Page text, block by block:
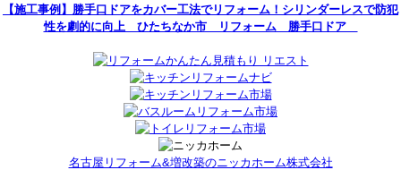
【施工事例】勝手口ドアをカバー工法でリフォーム！シリンダーレスで防犯
性を劇的に向上 ひたちなか市 リフォーム 勝手口ドア
名古屋リフォーム&増改築のニッカホーム株式会社